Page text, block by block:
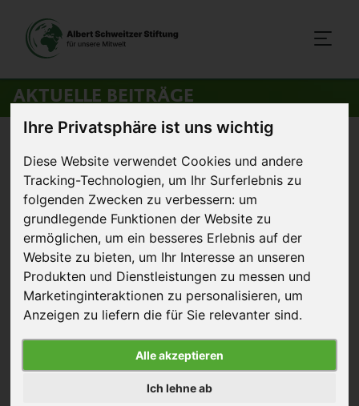
Ihre Privatsphäre ist uns wichtig
Diese Website verwendet Cookies und andere
Tracking-Technologien, um Ihr Surferlebnis zu
folgenden Zwecken zu verbessern: um
grundlegende Funktionen der Website zu
ermöglichen, um ein besseres Erlebnis auf der
Website zu bieten, um Ihr Interesse an unseren
Produkten und Dienstleistungen zu messen und
Marketinginteraktionen zu personalisieren, um
Anzeigen zu liefern die für Sie relevanter sind.
Alle akzeptieren
Ich lehne ab
AKTUELLE BEITRÄGE
Massentierhaltung versagen
29. Oktober 2011
Warum die Kontrollen in der
Massentierhaltung versagen
Massentierhalter
versuchen die besorgte
Öffentlichkeit immer